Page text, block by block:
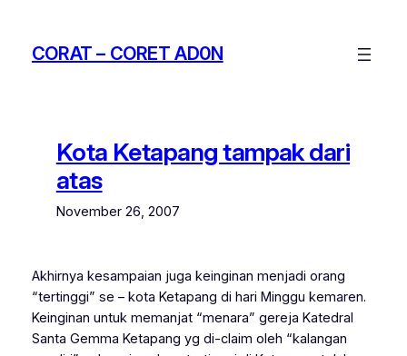
contentCORAT – CORET AD0N
Kota Ketapang tampak dari
atas
November 26, 2007
Akhirnya kesampaian juga keinginan menjadi orang
“tertinggi” se – kota Ketapang di hari Minggu kemaren.
Keinginan untuk memanjat “menara” gereja Katedral
Santa Gemma Ketapang yg di-claim oleh “kalangan